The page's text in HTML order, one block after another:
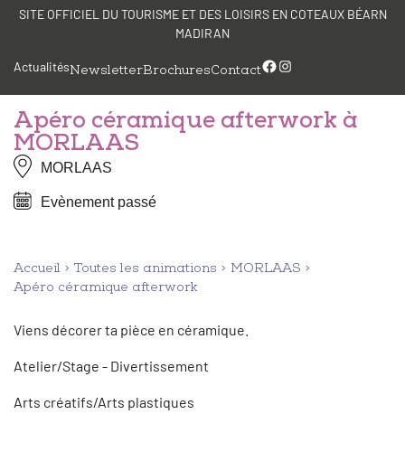
Panneau de gestion des cookies
AllerSITE OFFICIEL DU TOURISME ET DES LOISIRS EN COTEAUX BÉARN
MADIRAN
ActualitésNewsletterBrochuresContactFacebook
Instagram
Apéro céramique afterwork à
MORLAAS
MORLAAS
Evènement passé
Accueil Toutes les animations
MORLAAS
Apéro céramique afterwork
Viens décorer ta pièce en céramique.
Atelier/Stage - Divertissement
Arts créatifs/Arts plastiques